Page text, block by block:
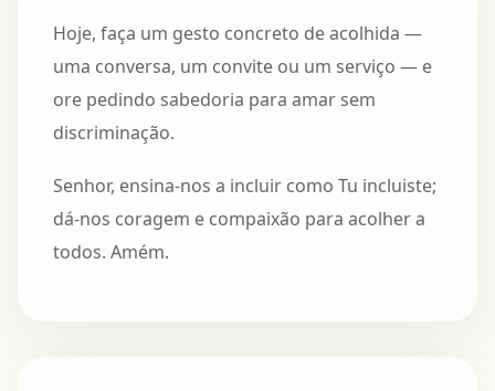
Hoje, faça um gesto concreto de acolhida —
uma conversa, um convite ou um serviço — e
ore pedindo sabedoria para amar sem
discriminação.
Senhor, ensina-nos a incluir como Tu incluiste;
dá-nos coragem e compaixão para acolher a
todos. Amém.